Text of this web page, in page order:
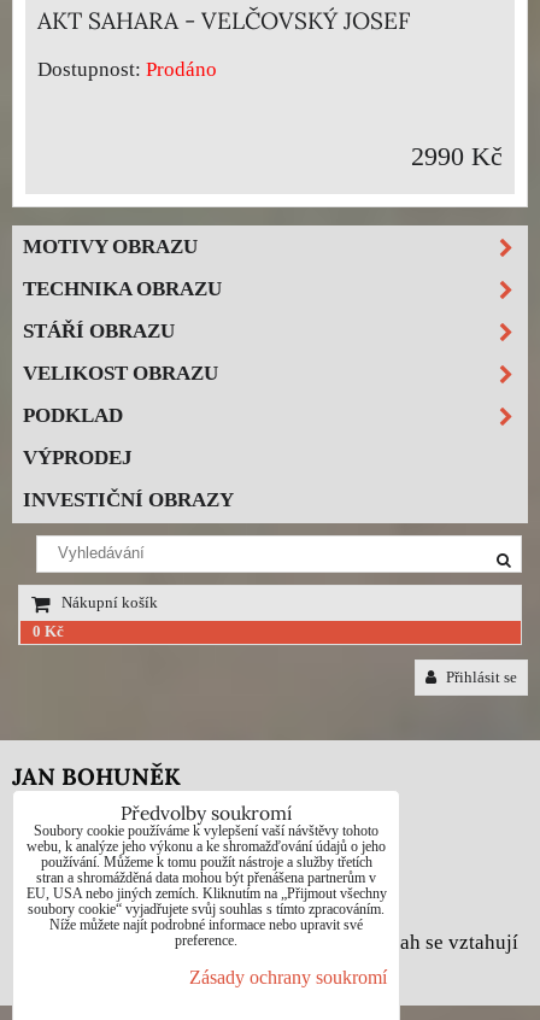
AKT SAHARA - VELČOVSKÝ JOSEF
Dostupnost: Prodáno
2990 Kč
MOTIVY OBRAZU
TECHNIKA OBRAZU
STÁŘÍ OBRAZU
VELIKOST OBRAZU
PODKLAD
VÝPRODEJ
INVESTIČNÍ OBRAZY
Nákupní košík
0 Kč
Přihlásit se
JAN BOHUNĚK
Telefon: +420725021832
e-mail: 1jab@seznam.cz
web: www.prodej-obrazy.eu
© Jan Bohuněk - Na všechny fotografie a obsah se vztahují
autorská práva dle zákona č. 121/2000 Sb.
Předvolby soukromí
Soubory cookie používáme k vylepšení vaší návštěvy tohoto
webu, k analýze jeho výkonu a ke shromažďování údajů o jeho
používání. Můžeme k tomu použít nástroje a služby třetích
stran a shromážděná data mohou být přenášena partnerům v
EU, USA nebo jiných zemích. Kliknutím na „Přijmout všechny
soubory cookie“ vyjadřujete svůj souhlas s tímto zpracováním.
Níže můžete najít podrobné informace nebo upravit své
preference.
Zásady ochrany soukromí